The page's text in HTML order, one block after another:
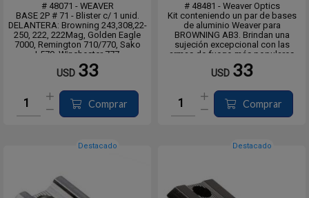
# 48071 - WEAVER
BASE 2P # 71 - Blister c/ 1 unid.
DELANTERA: Browning 243,308,22-
250, 222, 222Mag, Golden Eagle
7000, Remington 710/770, Sako
L579, Winchester 777
TRASERA: Parker-Hale 2600,
Midland, Winchester 777, Golden
USD 33
Comprar
# 48481 - Weaver Optics
Kit conteniendo un par de bases
de aluminio Weaver para
BROWNING AB3. Brindan una
sujeción excepcional con las
armas de fuego más populares
disponibles.
Están fabricados con aluminio de
estándares precisos para resistir
un retroceso abusivo sin ag...
USD 33
Comprar
Destacado Destacado